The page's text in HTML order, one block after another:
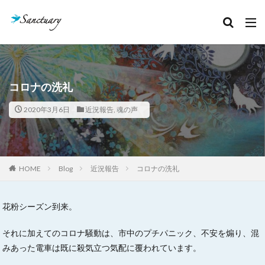
コロナの洗礼
2020年3月6日 近況報告, 魂の声
HOME Blog 近況報告 コロナの洗礼
花粉シーズン到来。
それに加えてのコロナ騒動は、市中のプチパニック、不安を煽り、混
みあった電車は既に殺気立つ気配に覆われています。
カテゴリー
タグ
クリスタルあれこれ
セッション記録
ボージャイストーン
天然石
石のこと
絵本お披露目会
魂の声
検索